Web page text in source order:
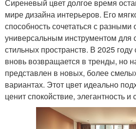
Сиреневый цвет долгое время
мире дизайна интерьеров. Его
способность сочетаться с разными
универсальным инструментом для
стильных пространств. В 2025
вновь возвращается в тренды, но
представлен в новых, более
вариантах. Этот цвет идеально
ценит спокойствие, элегантность и